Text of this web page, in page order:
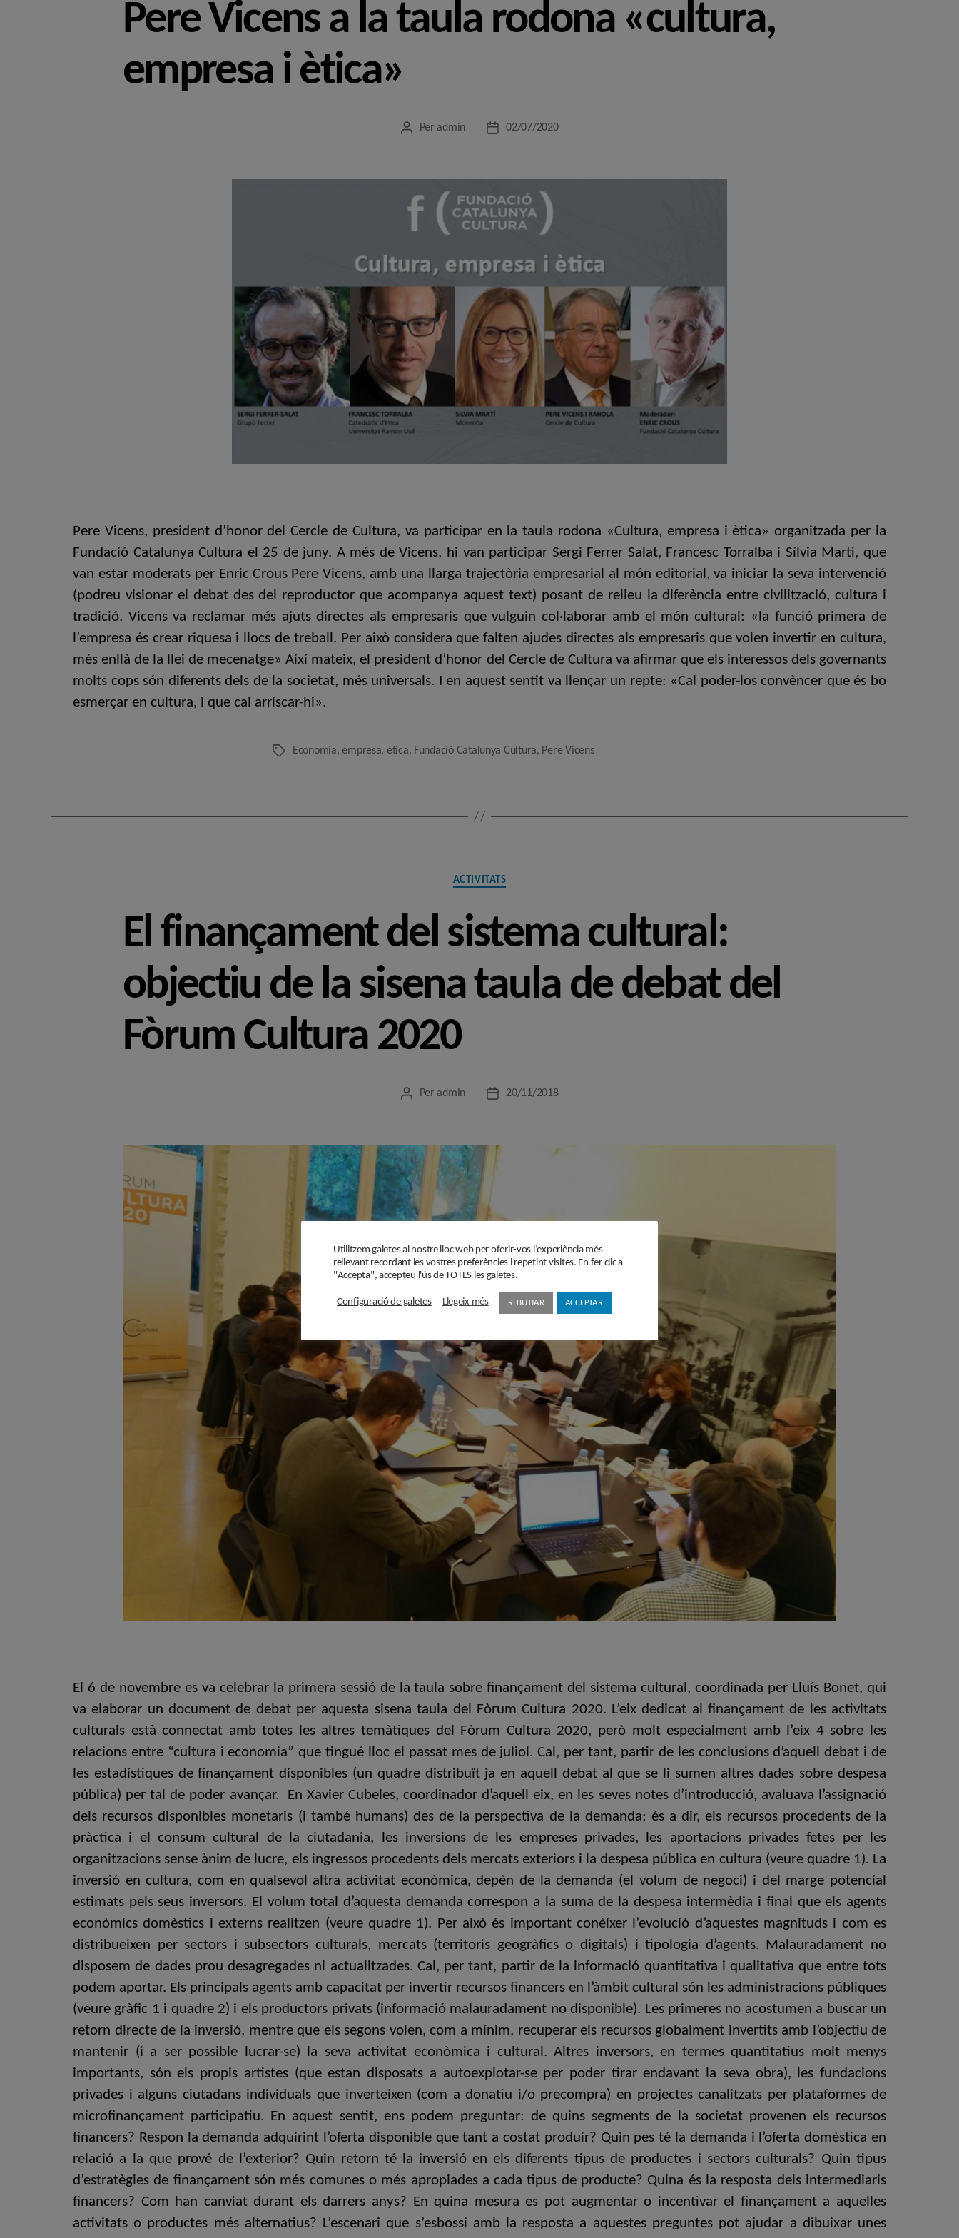
Pere Vicens a la taula rodona «cultura,
empresa i ètica»
Autor
Per admin
Data02/07/2020
Pere Vicens, president d’honor del Cercle de Cultura, va participar en la taula rodona «Cultura, empresa i ètica» organitzada per la
Fundació Catalunya Cultura el 25 de juny. A més de Vicens, hi van participar Sergi Ferrer Salat, Francesc Torralba i Sílvia Martí, que
van estar moderats per Enric Crous Pere Vicens, amb una llarga trajectòria empresarial al món editorial, va iniciar la seva intervenció
(podreu visionar el debat des del reproductor que acompanya aquest text) posant de relleu la diferència entre civilització, cultura i
tradició. Vicens va reclamar més ajuts directes als empresaris que vulguin col·laborar amb el món cultural: «la funció primera de
l’empresa és crear riquesa i llocs de treball. Per això considera que falten ajudes directes als empresaris que volen invertir en cultura,
més enllà de la llei de mecenatge» Així mateix, el president d’honor del Cercle de Cultura va afirmar que els interessos dels governants
molts cops són diferents dels de la societat, més universals. I en aquest sentit va llençar un repte: «Cal poder-los convèncer que és bo
esmerçar en cultura, i que cal arriscar-hi».
EtiquetesEconomia,empresa, ètica, Fundació Catalunya Cultura, Pere Vicens
Categories
ACTIVITATS
El finançament del sistema cultural:
objectiu de la sisena taula de debat del
Fòrum Cultura 2020
Autor
Per admin
Data20/11/2018
El 6 de novembre es va celebrar la primera sessió de la taula sobre finançament del sistema cultural, coordinada per Lluís Bonet, qui
va elaborar un document de debat per aquesta sisena taula del Fòrum Cultura 2020. L’eix dedicat al finançament de les activitats
culturals està connectat amb totes les altres temàtiques del Fòrum Cultura 2020, però molt especialment amb l’eix 4 sobre les
relacions entre “cultura i economia” que tingué lloc el passat mes de juliol. Cal, per tant, partir de les conclusions d’aquell debat i de
les estadístiques de finançament disponibles (un quadre distribuït ja en aquell debat al que se li sumen altres dades sobre despesa
pública) per tal de poder avançar. En Xavier Cubeles, coordinador d’aquell eix, en les seves notes d’introducció, avaluava l’assignació
dels recursos disponibles monetaris (i també humans) des de la perspectiva de la demanda; és a dir, els recursos procedents de la
pràctica i el consum cultural de la ciutadania, les inversions de les empreses privades, les aportacions privades fetes per les
organitzacions sense ànim de lucre, els ingressos procedents dels mercats exteriors i la despesa pública en cultura (veure quadre 1). La
inversió en cultura, com en qualsevol altra activitat econòmica, depèn de la demanda (el volum de negoci) i del marge potencial
estimats pels seus inversors. El volum total d’aquesta demanda correspon a la suma de la despesa intermèdia i final que els agents
econòmics domèstics i externs realitzen (veure quadre 1). Per això és important conèixer l’evolució d’aquestes magnituds i com es
distribueixen per sectors i subsectors culturals, mercats (territoris geogràfics o digitals) i tipologia d’agents. Malauradament no
disposem de dades prou desagregades ni actualitzades. Cal, per tant, partir de la informació quantitativa i qualitativa que entre tots
podem aportar. Els principals agents amb capacitat per invertir recursos financers en l’àmbit cultural són les administracions públiques
(veure gràfic 1 i quadre 2) i els productors privats (informació malauradament no disponible). Les primeres no acostumen a buscar un
retorn directe de la inversió, mentre que els segons volen, com a mínim, recuperar els recursos globalment invertits amb l’objectiu de
mantenir (i a ser possible lucrar-se) la seva activitat econòmica i cultural. Altres inversors, en termes quantitatius molt menys
importants, són els propis artistes (que estan disposats a autoexplotar-se per poder tirar endavant la seva obra), les fundacions
privades i alguns ciutadans individuals que inverteixen (com a donatiu i/o precompra) en projectes canalitzats per plataformes de
microfinançament participatiu. En aquest sentit, ens podem preguntar: de quins segments de la societat provenen els recursos
financers? Respon la demanda adquirint l’oferta disponible que tant a costat produir? Quin pes té la demanda i l’oferta domèstica en
relació a la que prové de l’exterior? Quin retorn té la inversió en els diferents tipus de productes i sectors culturals? Quin tipus
d’estratègies de finançament són més comunes o més apropiades a cada tipus de producte? Quina és la resposta dels intermediaris
financers? Com han canviat durant els darrers anys? En quina mesura es pot augmentar o incentivar el finançament a aquelles
activitats o productes més alternatius? L’escenari que s’esbossi amb la resposta a aquestes preguntes pot ajudar a dibuixar unes
Utilitzem galetes al nostre lloc web per oferir-vos l’experiència més
rellevant recordant les vostres preferències i repetint visites. En fer clic a
"Accepta", accepteu l'ús de TOTES les galetes.
Configuració de galetes Llegeix més REBUTJAR ACCEPTAR